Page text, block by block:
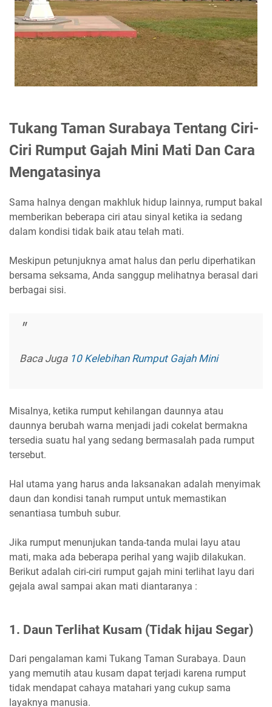
Tukang Taman Surabaya Tentang Ciri-
Ciri Rumput Gajah Mini Mati Dan Cara
Mengatasinya
Sama halnya dengan makhluk hidup lainnya, rumput bakal
memberikan beberapa ciri atau sinyal ketika ia sedang
dalam kondisi tidak baik atau telah mati.
Meskipun petunjuknya amat halus dan perlu diperhatikan
bersama seksama, Anda sanggup melihatnya berasal dari
berbagai sisi.
Baca Juga 10 Kelebihan Rumput Gajah Mini
Misalnya, ketika rumput kehilangan daunnya atau
daunnya berubah warna menjadi jadi cokelat bermakna
tersedia suatu hal yang sedang bermasalah pada rumput
tersebut.
Hal utama yang harus anda laksanakan adalah menyimak
daun dan kondisi tanah rumput untuk memastikan
senantiasa tumbuh subur.
Jika rumput menunjukan tanda-tanda mulai layu atau
mati, maka ada beberapa perihal yang wajib dilakukan.
Berikut adalah ciri-ciri rumput gajah mini terlihat layu dari
gejala awal sampai akan mati diantaranya :
1. Daun Terlihat Kusam (Tidak hijau Segar)
Dari pengalaman kami Tukang Taman Surabaya. Daun
yang memutih atau kusam dapat terjadi karena rumput
tidak mendapat cahaya matahari yang cukup sama
layaknya manusia.